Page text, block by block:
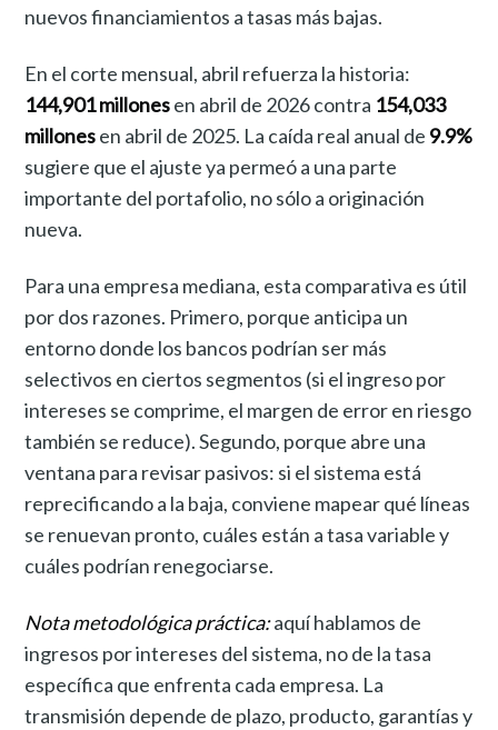
nuevos financiamientos a tasas más bajas.
En el corte mensual, abril refuerza la historia:
144,901 millonesen abril de 2026 contra 154,033
millonesen abril de 2025. La caída real anual de 9.9%
sugiere que el ajuste ya permeó a una parte
importante del portafolio, no sólo a originación
nueva.
Para una empresa mediana, esta comparativa es útil
por dos razones. Primero, porque anticipa un
entorno donde los bancos podrían ser más
selectivos en ciertos segmentos (si el ingreso por
intereses se comprime, el margen de error en riesgo
también se reduce). Segundo, porque abre una
ventana para revisar pasivos: si el sistema está
reprecificando a la baja, conviene mapear qué líneas
se renuevan pronto, cuáles están a tasa variable y
cuáles podrían renegociarse.
Nota metodológica práctica:aquí hablamos de
ingresos por intereses del sistema, no de la tasa
específica que enfrenta cada empresa. La
transmisión depende de plazo, producto, garantías y